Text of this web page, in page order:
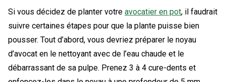
Si vous décidez de planter votre avocatier en pot, il faudrait
suivre certaines étapes pour que la plante puisse bien
pousser. Tout d’abord, vous devriez préparer le noyau
d’avocat en le nettoyant avec de l’eau chaude et le
débarrassant de sa pulpe. Prenez 3 à 4 cure-dents et